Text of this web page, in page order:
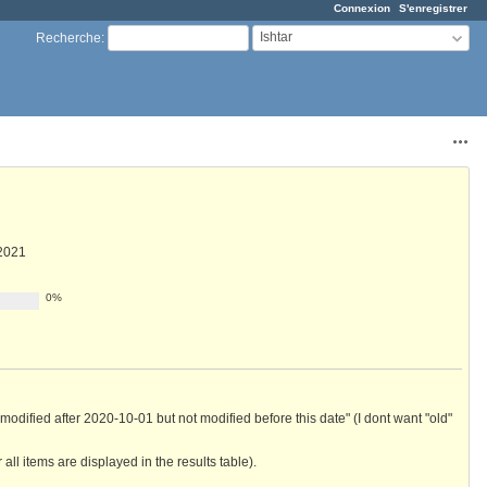
Connexion S'enregistrer
Recherche: Ishtar
0%
after 2020-10-01 but not modified before this date" (I dont want "old"
items are displayed in the results table).